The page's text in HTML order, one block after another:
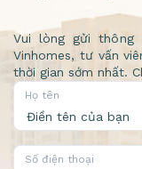
Vui lòng gửi
Vinhomes, tư vấn
thời gian sớm nhất.
Họ tên
Số điện thoại